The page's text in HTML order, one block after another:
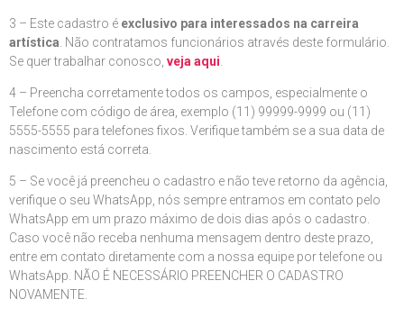
3 – Este cadastro é exclusivo para interessados na carreira
artística . Não contratamos funcionários através deste formulário.
Se quer trabalhar conosco, veja aqui
4 – Preencha corretamente todos os campos, especialmente o
Telefone com código de área, exemplo (11) 99999-9999 ou (11)
5555-5555 para telefones fixos. Verifique também se a sua data de
nascimento está correta.
5 – Se você já preencheu o cadastro e não teve retorno da agência,
verifique o seu WhatsApp, nós sempre entramos em contato pelo
WhatsApp em um prazo máximo de dois dias após o cadastro.
Caso você não receba nenhuma mensagem dentro deste prazo,
entre em contato diretamente com a nossa equipe por telefone ou
WhatsApp. NÃO É NECESSÁRIO PREENCHER O CADASTRO
NOVAMENTE.